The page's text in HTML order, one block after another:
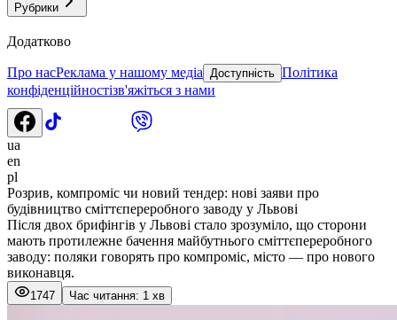
Рубрики
Додатково
Про насРеклама у нашому медіа Доступність Політика
конфіденційностізв'яжіться з нами
ua
en
pl
Розрив, компроміс чи новий тендер: нові заяви про
будівництво сміттєпереробного заводу у Львові
Після двох брифінгів у Львові стало зрозуміло, що сторони
мають протилежне бачення майбутнього сміттєпереробного
заводу: поляки говорять про компроміс, місто — про нового
виконавця.
1747 Час читання: 1 хв